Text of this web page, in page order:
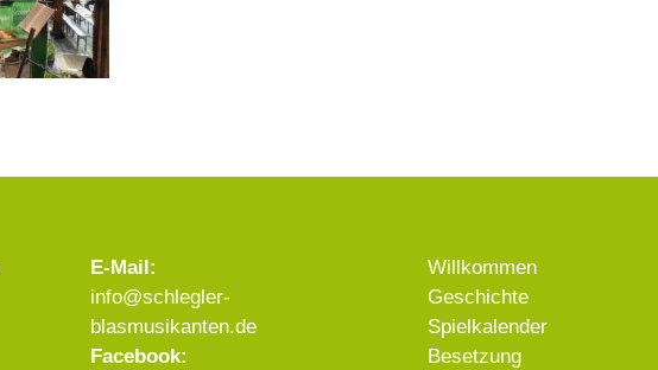
E-Mail:
info@schlegler-
blasmusikanten.de
Facebook:
Willkommen
Geschichte
Spielkalender
Besetzung